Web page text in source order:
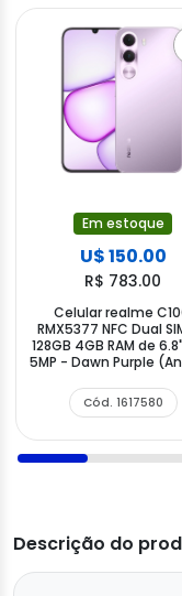
Em estoque
U$ 150.00
R$ 783.00
Celular realme
RMX5377 NFC Dual
128GB 4GB RAM de
5MP - Dawn Purple
Cód. 1617580
Descrição do